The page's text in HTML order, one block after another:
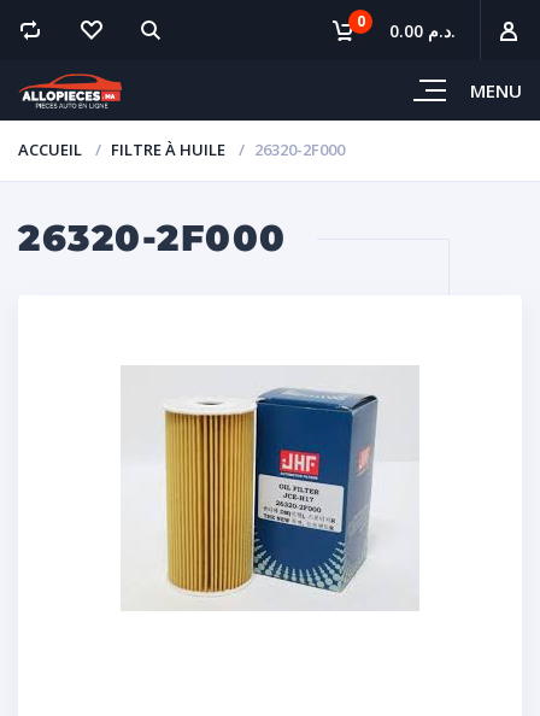
MENU
0 0.00 د.م.
ACCUEIL FILTRE À HUILE 26320-2F000
26320-2F000